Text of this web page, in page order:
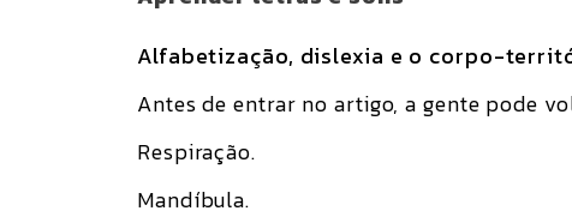
Alfabetização, dislexia e o corpo-
Antes de entrar no artigo, a gente pode
Respiração.
Mandíbula.